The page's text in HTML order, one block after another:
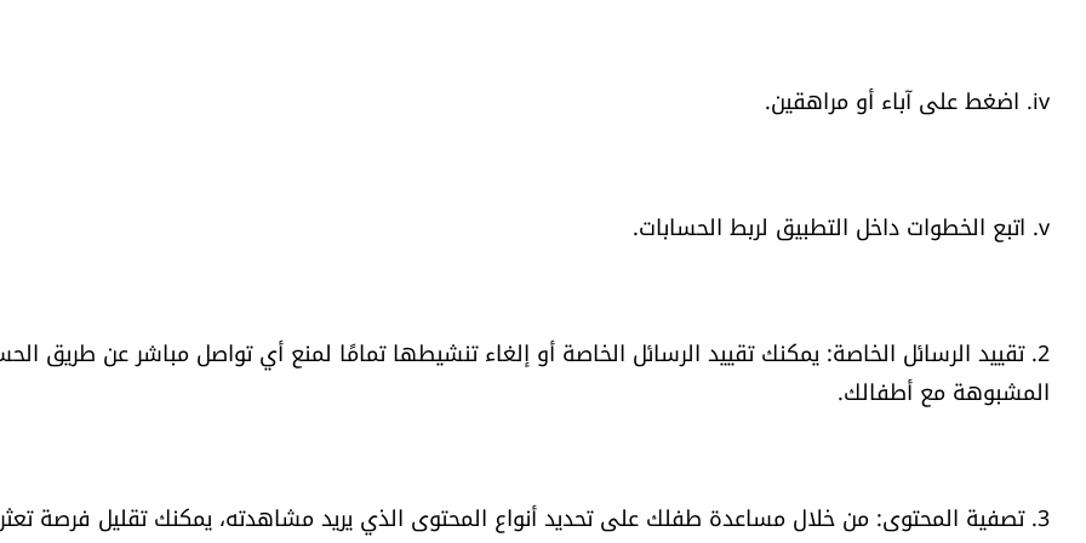
iv. اضغط على آباء أو مراهقين.
v. اتبع الخطوات داخل التطبيق لربط الحسابات.
2. تقييد الرسائل الخاصة: يمكنك تقييد الرسائل الخاصة أو إلغاء تنشيطها تمامًا لمنع أي تواصل مباشر عن طريق
المشبوهة مع أطفالك.
3. تصفية المحتوى: من خلال مساعدة طفلك على تحديد أنواع المحتوى الذي يريد مشاهدته، يمكنك تقليل فرصة